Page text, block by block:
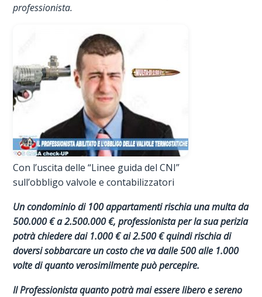
professionista.
Con l’uscita delle “Linee guida del CNI”
sull’obbligo valvole e contabilizzatori
Un condominio di 100 appartamenti rischia una multa da
500.000 € a 2.500.000 €, professionista per la sua perizia
potrà chiedere dai 1.000 € ai 2.500 € quindi rischia di
doversi sobbarcare un costo che va dalle 500 alle 1.000
volte di quanto verosimilmente può percepire.
Il Professionista quanto potrà mai essere libero e sereno